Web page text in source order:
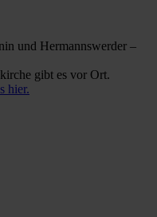
und Hermannswerder –
gibt es vor Ort.
hier.